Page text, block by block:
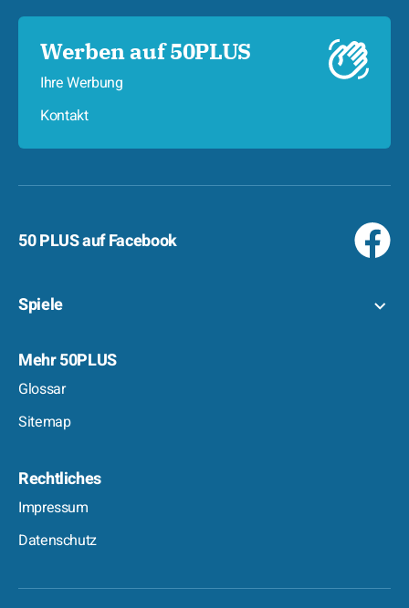
Werben auf 50PLUS
Ihre Werbung
Kontakt
50 PLUS auf Facebook
Spiele
Mehr 50PLUS
Glossar
Sitemap
Rechtliches
Impressum
Datenschutz